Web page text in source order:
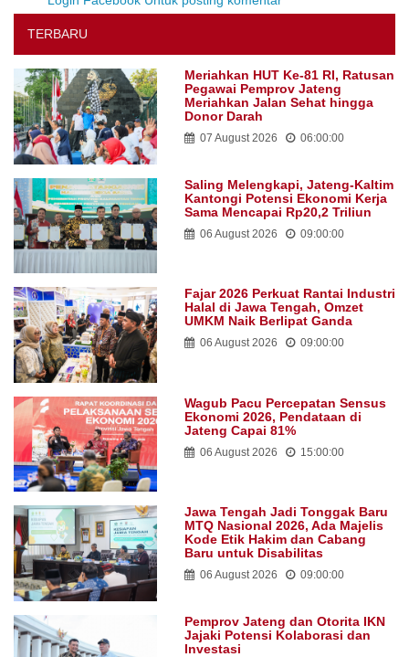
TERBARU
Meriahkan HUT Ke-81 RI, Ratusan
Pegawai Pemprov Jateng
Meriahkan Jalan Sehat hingga
Donor Darah
07 August 2026 06:00:00
Saling Melengkapi, Jateng-Kaltim
Kantongi Potensi Ekonomi Kerja
Sama Mencapai Rp20,2 Triliun
06 August 2026 09:00:00
Fajar 2026 Perkuat Rantai Industri
Halal di Jawa Tengah, Omzet
UMKM Naik Berlipat Ganda
06 August 2026 09:00:00
Wagub Pacu Percepatan Sensus
Ekonomi 2026, Pendataan di
Jateng Capai 81%
06 August 2026 15:00:00
Jawa Tengah Jadi Tonggak Baru
MTQ Nasional 2026, Ada Majelis
Kode Etik Hakim dan Cabang
Baru untuk Disabilitas
06 August 2026 09:00:00
Pemprov Jateng dan Otorita IKN
Jajaki Potensi Kolaborasi dan
Investasi